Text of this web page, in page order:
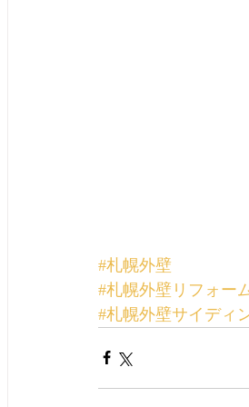
#札幌外壁
#札幌外壁リフォー
#札幌外壁サイディ